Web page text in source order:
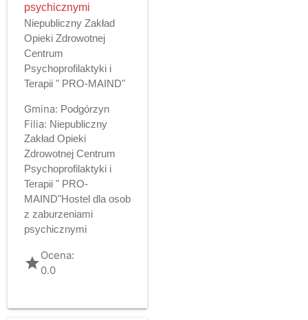
psychicznymi
Niepubliczny Zakład
Opieki Zdrowotnej
Centrum
Psychoprofilaktyki i
Terapii " PRO-MAIND"
Gmina: Podgórzyn
Filia: Niepubliczny
Zakład Opieki
Zdrowotnej Centrum
Psychoprofilaktyki i
Terapii " PRO-
MAIND"Hostel dla osob
z zaburzeniami
psychicznymi
gradeOcena:
0.0